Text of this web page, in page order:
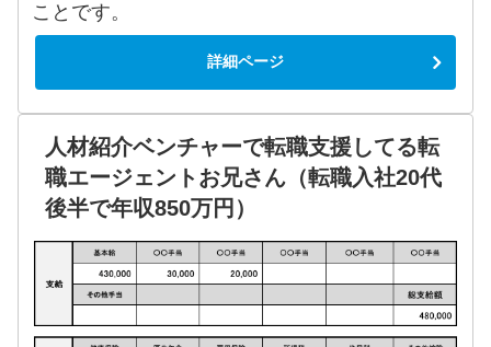
ことです。
詳細ページ
人材紹介ベンチャーで転職支援してる転
職エージェントお兄さん（転職入社20代
後半で年収850万円）